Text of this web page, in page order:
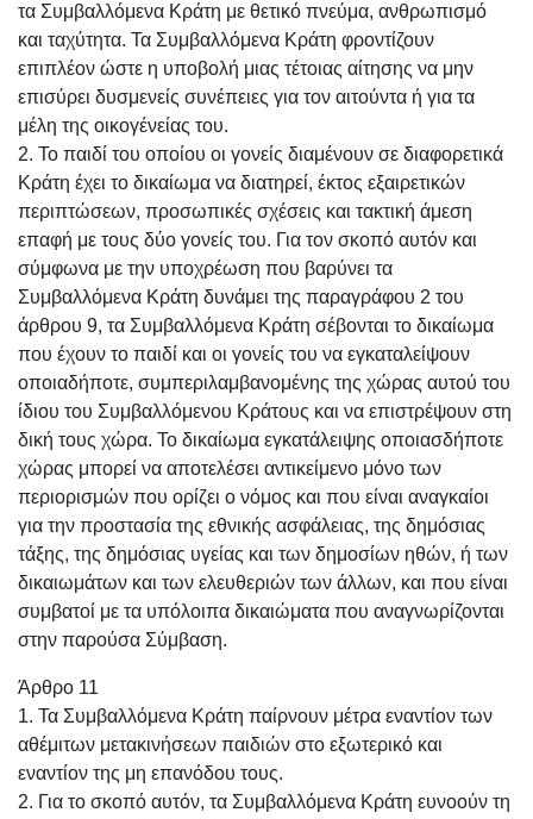
τα Συμβαλλόμενα Κράτη με θετικό πνεύμα, ανθρωπισμό
και ταχύτητα. Τα Συμβαλλόμενα Κράτη φροντίζουν
επιπλέον ώστε η υποβολή μιας τέτοιας αίτησης να μην
επισύρει δυσμενείς συνέπειες για τον αιτούντα ή για τα
μέλη της οικογένείας του.
2. Το παιδί του οποίου οι γονείς διαμένουν σε διαφορετικά
Κράτη έχει το δικαίωμα να διατηρεί, έκτος εξαιρετικών
περιπτώσεων, προσωπικές σχέσεις και τακτική άμεση
επαφή με τους δύο γονείς του. Για τον σκοπό αυτόν και
σύμφωνα με την υποχρέωση που βαρύνει τα
Συμβαλλόμενα Κράτη δυνάμει της παραγράφου 2 του
άρθρου 9, τα Συμβαλλόμενα Κράτη σέβονται το δικαίωμα
που έχουν το παιδί και οι γονείς του να εγκαταλείψουν
οποιαδήποτε, συμπεριλαμβανομένης της χώρας αυτού του
ίδιου του Συμβαλλόμενου Κράτους και να επιστρέψουν στη
δική τους χώρα. Το δικαίωμα εγκατάλειψης οποιασδήποτε
χώρας μπορεί να αποτελέσει αντικείμενο μόνο των
περιορισμών που ορίζει ο νόμος και που είναι αναγκαίοι
για την προστασία της εθνικής ασφάλειας, της δημόσιας
τάξης, της δημόσιας υγείας και των δημοσίων ηθών, ή των
δικαιωμάτων και των ελευθεριών των άλλων, και που είναι
συμβατοί με τα υπόλοιπα δικαιώματα που αναγνωρίζονται
στην παρούσα Σύμβαση.
Άρθρο 11
1. Τα Συμβαλλόμενα Κράτη παίρνουν μέτρα εναντίον των
αθέμιτων μετακινήσεων παιδιών στο εξωτερικό και
εναντίον της μη επανόδου τους.
2. Για το σκοπό αυτόν, τα Συμβαλλόμενα Κράτη ευνοούν τη